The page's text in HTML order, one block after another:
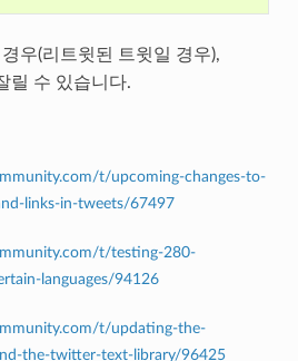
우(리트윗된 트윗일 경우),
릴 수 있습니다.
t/upcoming-changes-to-
links-in-tweets/67497
t/testing-280-
languages/94126
t/updating-the-
the-twitter-text-library/96425